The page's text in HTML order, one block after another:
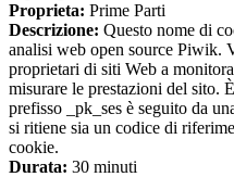
Proprieta: Prime Parti
Descrizione: Questo nome di
analisi web open source Piwik.
proprietari di siti Web a
misurare le prestazioni del sito.
prefisso _pk_ses è seguito da
si ritiene sia un codice di
cookie.
Durata: 30 minuti